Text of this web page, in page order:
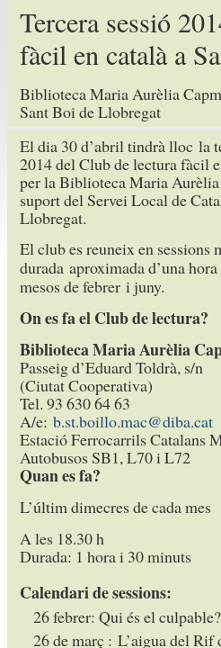
Tercera sessió
fàcil en català a
Biblioteca Maria Aurèlia
Sant Boi de Llobregat
El dia 30 d’abril tindrà lloc la
2014 del Club de lectura fàcil
per la Biblioteca Maria
suport del Servei Local de
Llobregat.
El club es reuneix en sessions
durada aproximada d’una
mesos de febrer i juny.
On es fa el Club de lectura?
Biblioteca Maria Aurèlia
Passeig d’Eduard Toldrà, s/n
(Ciutat Cooperativa)
Tel. 93 630 64 63
A/e: b.st.boillo.mac@diba.cat
Estació Ferrocarrils Catalans
Autobusos SB1, L70 i L72
Quan es fa?
L’últim dimecres de cada mes
A les 18.30 h
Durada: 1 hora i 30 minuts
Calendari de sessions:
26 febrer: Qui és el
26 de març : L’aigua del Rif